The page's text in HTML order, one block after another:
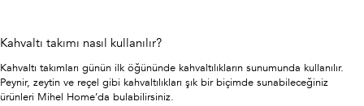
Kahvaltı takımı nasıl kullanılır?
Kahvaltı takımları günün ilk öğününde kahvaltılıkların sunumunda kullanılır.
Peynir, zeytin ve reçel gibi kahvaltılıkları şık bir biçimde sunabileceğiniz
ürünleri Mihel Home’da bulabilirsiniz.